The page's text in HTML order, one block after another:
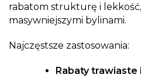
rabatom strukturę i
masywniejszymi bylinami.
Najczęstsze zastosowania:
Rabaty trawiaste